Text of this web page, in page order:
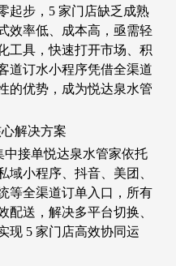
起步，5 家门店缺乏成熟
效率低、成本高，亟需轻
工具，快速打开市场、积
道订水小程序凭借全渠道
的优势，成为悦达泉水管
解决方案
接单悦达泉水管家依托
域小程序、抖音、美团、
等全渠道订单入口，所有
配送，解决多平台切换、
现 5 家门店高效协同运